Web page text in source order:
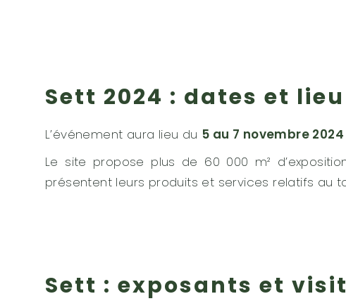
Sett 2024 : dates et lieu
L’événement aura lieu du 5 au 7 novembre 2024
Le site propose plus de 60 000 m²
présentent leurs produits et services relatifs au
Sett : exposants et